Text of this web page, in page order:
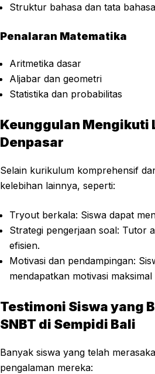
Struktur bahasa dan tata bahasa
Penalaran Matematika
Aritmetika dasar
Aljabar dan geometri
Statistika dan probabilitas
Keunggulan Mengikuti
Denpasar
Selain kurikulum komprehensif
kelebihan lainnya, seperti:
Tryout berkala: Siswa dapat
Strategi pengerjaan soal: Tutor
efisien.
Motivasi dan pendampingan:
mendapatkan motivasi
Testimoni Siswa yang
SNBT di Sempidi Bali
Banyak siswa yang telah
pengalaman mereka: